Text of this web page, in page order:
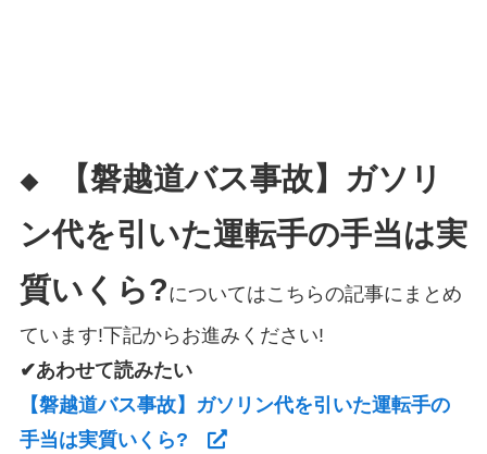
◆
【磐越道バス事故】ガソリ
ン代を引いた運転手の手当は実
質いくら?についてはこちらの記事にまとめ
ています!下記からお進みください!
✔あわせて読みたい
【磐越道バス事故】ガソリン代を引いた運転手の
手当は実質いくら?